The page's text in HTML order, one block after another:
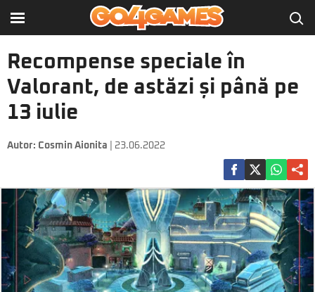
Recompense speciale în
Valorant, de astăzi și până pe
13 iulie
Autor: Cosmin Aionita | 23.06.2022